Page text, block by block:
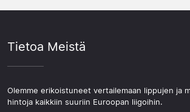
Tietoa Meistä
Olemme erikoistuneet vertailemaan lippujen ja
hintoja kaikkiin suuriin Euroopan liigoihin.